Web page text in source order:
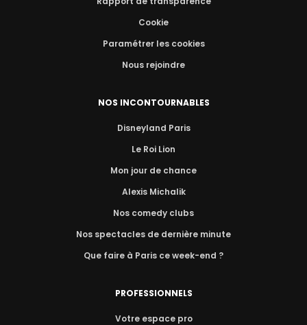
Cookie
Paramétrer les cookies
Nous rejoindre
NOS INCONTOURNABLES
Disneyland Paris
Le Roi Lion
Mon jour de chance
Alexis Michalik
Nos comedy clubs
Nos spectacles de dernière minute
Que faire à Paris ce week-end ?
PROFESSIONNELS
Votre espace pro